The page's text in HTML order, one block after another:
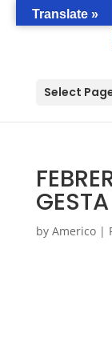
Select
by Americo|
Translate »